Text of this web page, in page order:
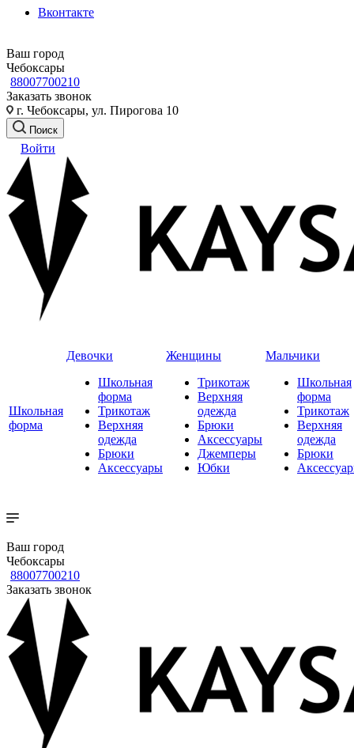
Вконтакте
Ваш город
Чебоксары
88007700210
Заказать звонок
г. Чебоксары, ул. Пирогова 10
Поиск
Войти
Школьная
форма
Девочки
Школьная
форма
Трикотаж
Верхняя
одежда
Брюки
Аксессуары
Женщины
Трикотаж
Верхняя
одежда
Брюки
Аксессуары
Джемперы
Юбки
Мальчики
Школьная
форма
Трикотаж
Верхняя
одежда
Брюки
Ваш город
Чебоксары
88007700210
Заказать звонок